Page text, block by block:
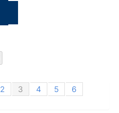
2 3 4 5
6